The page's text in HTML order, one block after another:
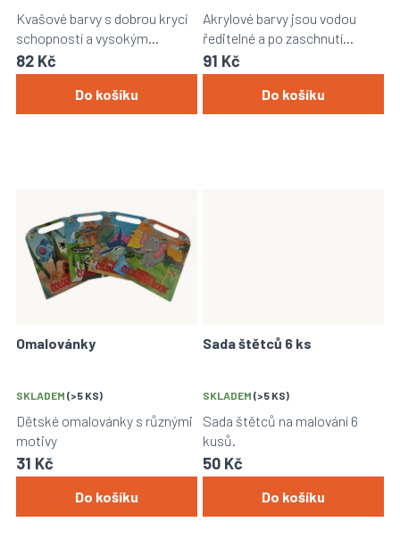
82 Kč
Do košíku
Kvašové barvy s dobrou krycí
schopností a vysokým
pigmentem.
91 Kč
Do košíku
Akrylové barvy jsou vodou
ředitelné a po zaschnutí
voděodolné.
Omalovánky
SKLADEM (>5 KS)
31 Kč
Do košíku
Dětské omalovánky s různými
motivy
Sada štětců 6 ks
SKLADEM (>5 KS)
50 Kč
Do košíku
Sada štětců na malování 6
kusů.